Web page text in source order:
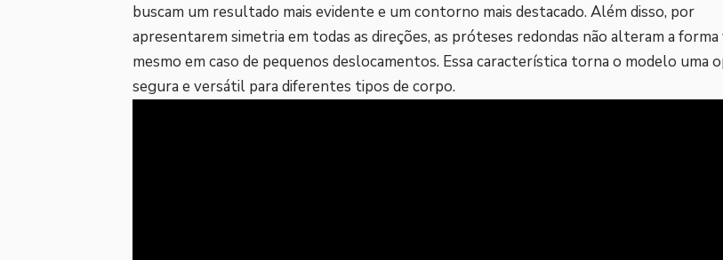
buscam um resultado mais evidente e um contorno mais destacado. Além disso, por
apresentarem simetria em todas as direções, as próteses redondas não alteram a
mesmo em caso de pequenos deslocamentos. Essa característica torna o modelo uma
segura e versátil para diferentes tipos de corpo.